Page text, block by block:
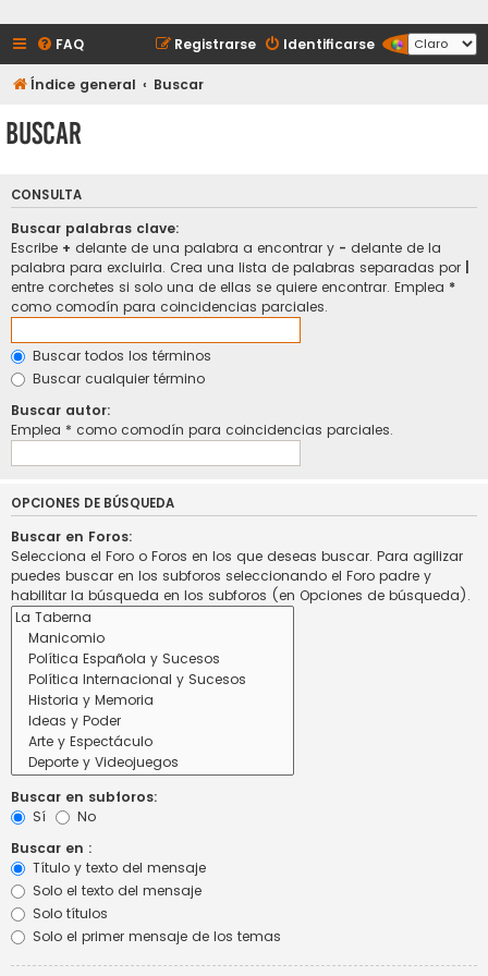
FAQ Identificarse
Registrarse
Índice general Buscar
Buscar
CONSULTA
Buscar palabras clave:
Escribe + delante de una palabra a encontrar y - delante de la
palabra para excluirla. Crea una lista de palabras separadas por
entre corchetes si solo una de ellas se quiere encontrar. Emplea *
como comodín para coincidencias parciales.
Buscar todos los términos
Buscar cualquier término
Buscar autor:
Emplea * como comodín para coincidencias parciales.
OPCIONES DE BÚSQUEDA
Buscar en Foros:
Selecciona el Foro o Foros en los que deseas buscar. Para agilizar
puedes buscar en los subforos seleccionando el Foro padre y
habilitar la búsqueda en los subforos (en Opciones de búsqueda).
Buscar en subforos:
Sí
No
Buscar en :
Título y texto del mensaje
Solo el texto del mensaje
Solo títulos
Solo el primer mensaje de los temas